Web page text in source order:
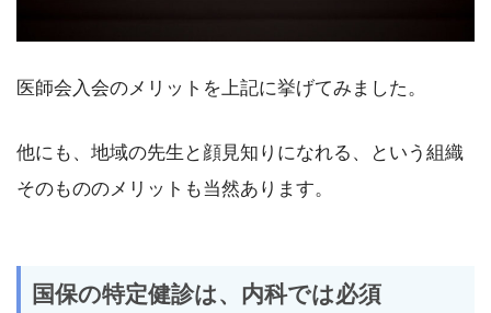
医師会入会のメリットを上記に挙げてみました。
他にも、地域の先生と顔見知りになれる、という組織
そのもののメリットも当然あります。
国保の特定健診は、内科では必須